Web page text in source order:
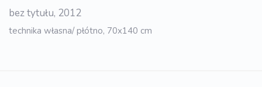
bez tytułu, 2012
technika własna/ płótno, 70x140 cm